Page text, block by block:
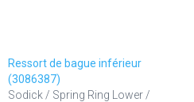
Ressort de bague inférieur
(3086387)
Sodick / Spring Ring Lower /